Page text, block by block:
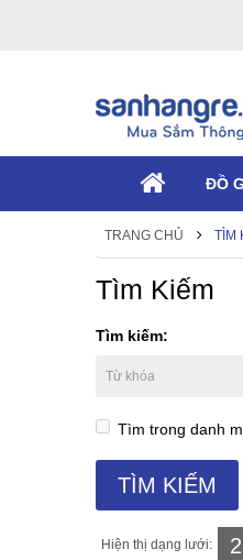
ĐỒ
TRANG CHỦ TÌM
Tìm Kiếm
Tìm kiếm:
Tìm trong danh
Hiện thị dạng lưới: 2